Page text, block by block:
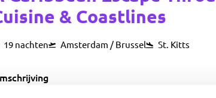
& Coastlines
19 nachten Amsterdam / Brussel St. Kitts
op een betoverende 18-daagse eilandhopreis